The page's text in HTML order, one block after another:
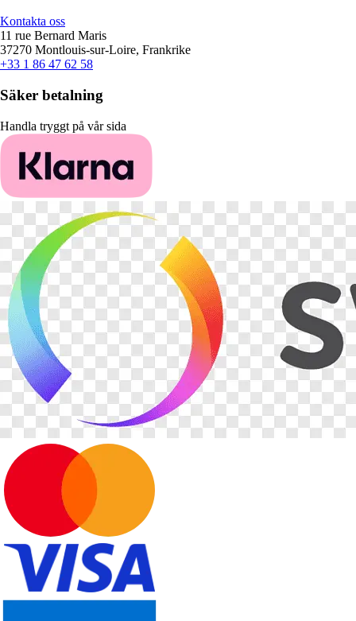
Kontakta oss
11 rue Bernard Maris
37270 Montlouis-sur-Loire, Frankrike
+33 1 86 47 62 58
Säker betalning
Handla tryggt på vår sida